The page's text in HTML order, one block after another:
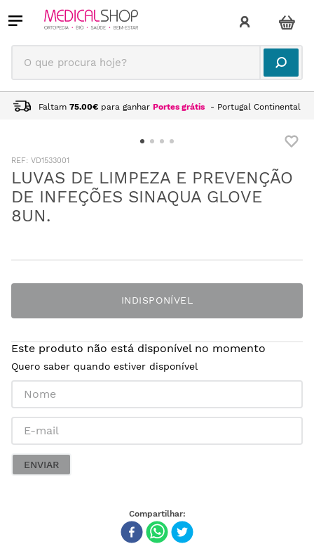
O que procura hoje?
Faltam 75.00€ para ganhar Portes grátis - Portugal Continental
: VD1533001
LUVAS DE LIMPEZA E PREVENÇÃO
DE INFEÇÕES SINAQUA GLOVE
8UN.
INDISPONÍVEL
Este produto não está disponível no momento
Quero saber quando estiver disponível
ENVIAR